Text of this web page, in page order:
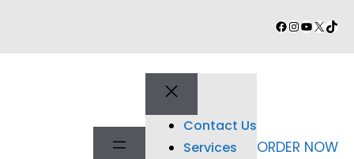
Facebook
Instagram
YouTube
X
Contact Us
Services
ORDER NOW